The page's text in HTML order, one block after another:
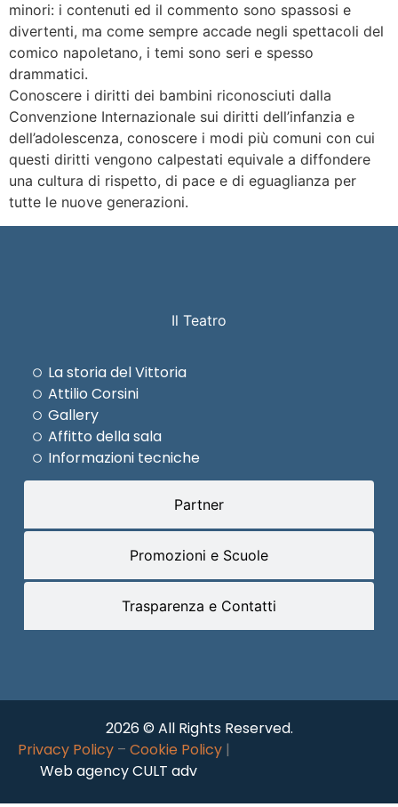
minori: i contenuti ed il commento sono spassosi e
divertenti, ma come sempre accade negli spettacoli del
comico napoletano, i temi sono seri e spesso
drammatici.
Conoscere i diritti dei bambini riconosciuti dalla
Convenzione Internazionale sui diritti dell’infanzia e
dell’adolescenza, conoscere i modi più comuni con cui
questi diritti vengono calpestati equivale a diffondere
una cultura di rispetto, di pace e di eguaglianza per
tutte le nuove generazioni.
Il Teatro
Partner
Promozioni e Scuole
Trasparenza e Contatti
La storia del Vittoria
Attilio Corsini
Gallery
Affitto della sala
Informazioni tecniche
2026 © All Rights Reserved.
Privacy Policy – Cookie Policy |
Web agency CULT adv